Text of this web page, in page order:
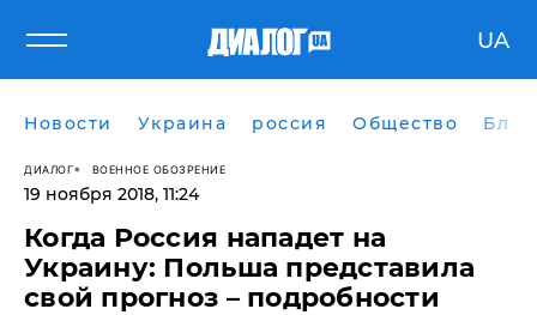
UA
Новости Украина россия Общество
ДИАЛОГ ВОЕННОЕ ОБОЗРЕНИЕ
19 ноября 2018, 11:24
Когда Россия нападет на
Украину: Польша представила
свой прогноз – подробности